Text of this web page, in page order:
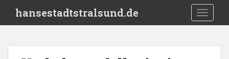
i
hansestadtstralsund.de